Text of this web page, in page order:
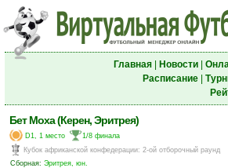
Главная| Новости|
Расписание|
Бет Моха (Керен, Эритрея)
D1, 1 место
1/8 финала
Кубок африканской конфедерации: 2-ой отборочный раунд
Сборная: Эритрея, юн.